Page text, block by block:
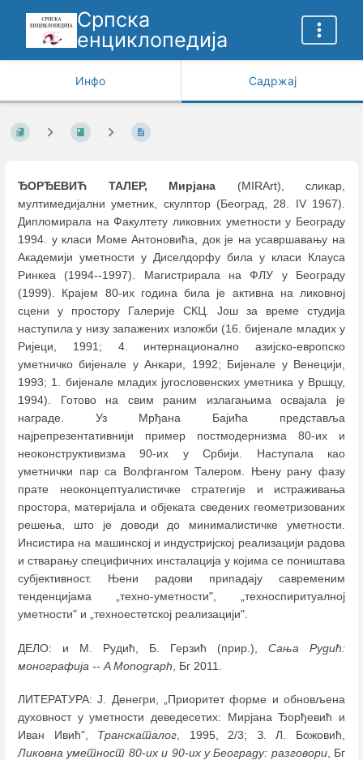
Српска
енциклопедија
Инфо Садржај
ЂОРЂЕВИЋ ТАЛЕР, Мирјана (MIRArt), сликар,
мултимедијални уметник, скулптор (Београд, 28. IV 1967).
Дипломирала на Факултету ликовних уметности у Београду
1994. у класи Моме Антоновића, док је на усавршавању на
Академији уметности у Диселдорфу била у класи Клауса
Ринкеа (1994--1997). Магистрирала на ФЛУ у Београду
(1999). Крајем 80-их година била је активна на ликовној
сцени у простору Галерије СКЦ. Још за време студија
наступила у низу запажених изложби (16. бијенале младих у
Ријеци, 1991; 4. интернационално азијско-европско
уметничко бијеналe у Анкари, 1992; Бијеналe у Венецији,
1993; 1. бијеналe младих југословенских уметника у Вршцу,
1994). Готово на свим раним излагањима освајала је
награде. Уз Мрђана Бајића представља
најрепрезентативнији пример постмодернизма 80-их и
неоконструктивизма 90-их у Србији. Наступала као
уметнички пар са Волфгангом Талером. Њену рану фазу
прате неоконцептуалистичке стратегије и истраживања
простора, материјала и објеката сведених геометризованих
решења, што је доводи до минималистичке уметности.
Инсистира на машинској и индустријској реализацији радова
и стварању специфичних инсталација у којима се поништава
субјективност. Њени радови припадају савременим
тенденцијама „техно-уметности", „техноспиритуалној
уметности" и „техноестетској реализацији".
ДЕЛO: и М. Рудић, Б. Герзић (прир.), Сања Рудић:
монографија -- A Monograph , Бг 2011.
ЛИТЕРАТУРА: J. Денегри, „Приоритет форме и обновљена
духовност у уметности деведесетих: Мирјана Ђорђевић и
Иван Ивић", Транскаталог , 1995, 2/3; З. Л. Божовић,
Ликовна уметност 80-их и 90-их у Београду: разговори, Бг